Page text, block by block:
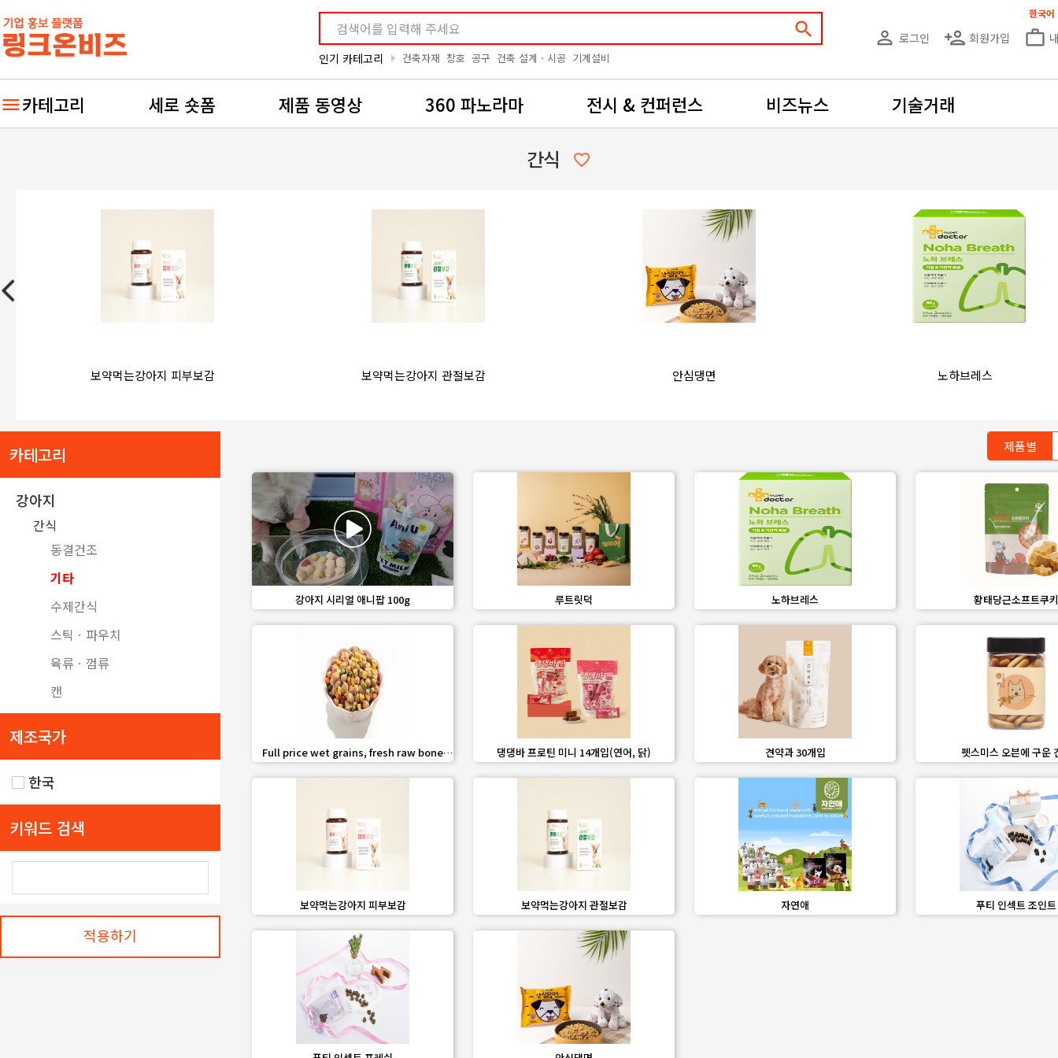
search
인기 카테고리 arrow_right 건축자재 창호 공구 건축 설계ㆍ시공 기계설비
person_outline 로그인 person_add 회원가입 work_outline
한국어
카테고리 세로 숏폼 제품 동영상 360 파노라마 전시 & 컨퍼런스 비즈뉴스 기술거래
간식 favorite_border
보약먹는강아지 피부보감 보약먹는강아지 관절보감 안심댕면 노하브레스
카테고리
강아지
간식
동결건조
기타
수제간식
스틱ㆍ파우치
육류ㆍ껌류
캔
제조국가
한국
키워드 검색
적용하기
제품별
favorite_border share
강아지 시리얼 애니팝 100g favorite_bordershare
루트릿덕 favorite_bordershare
노하브레스 favorite_bordershare
황태당근소프트쿠키
favorite_bordershare
Full price wet grains, fresh raw bone
and meat, frozen fresh grains, snacks,
etc
favorite_bordershare
댕댕바 프로틴 미니 14개입(연어, 닭) favorite_bordershare
견약과 30개입 favorite_bordershare
펫스미스 오븐에 구운
favorite_bordershare
보약먹는강아지 피부보감 favorite_bordershare
보약먹는강아지 관절보감 favorite_bordershare
자연애 favorite_bordershare
푸티 인섹트 조인트